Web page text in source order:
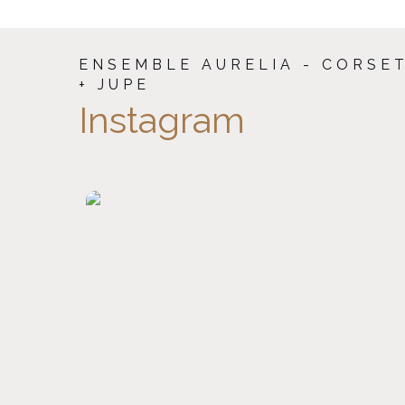
ENSEMBLE AURELIA -
+ JUPE
Instagram